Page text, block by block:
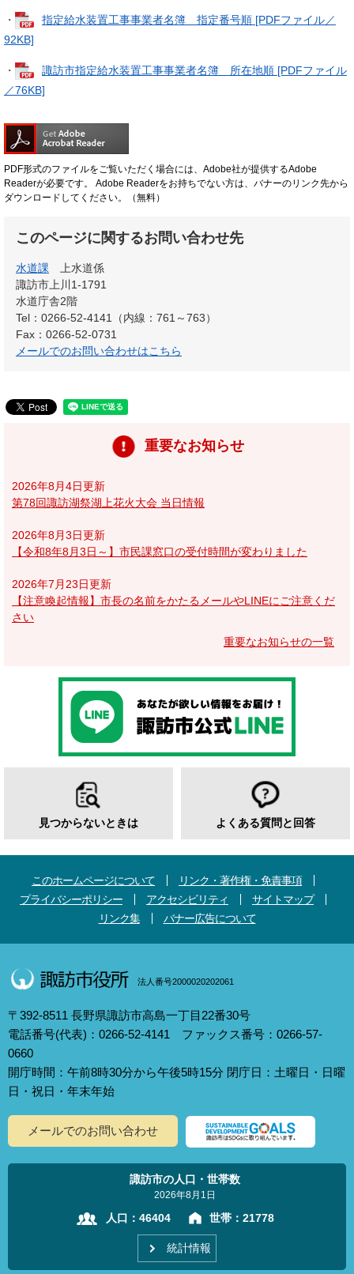
・
指定給水装置工事事業者名簿 指定番号順 [PDFファイル／
92KB]
・
諏訪市指定給水装置工事事業者名簿 所在地順 [PDFファイル
／76KB]
PDF形式のファイルをご覧いただく場合には、Adobe社が提供するAdobe
Readerが必要です。
Adobe Readerをお持ちでない方は、バナーのリンク先から
ダウンロードしてください。（無料）
このページに関するお問い合わせ先
水道課
上水道係
諏訪市上川1-1791
水道庁舎2階
Tel：0266-52-4141（内線：761～763）
Fax：0266-52-0731
メールでのお問い合わせはこちら
重要なお知らせ
2026年8月4日更新
第78回諏訪湖祭湖上花火大会 当日情報
2026年8月3日更新
【令和8年8月3日～】市民課窓口の受付時間が変わりました
2026年7月23日更新
【注意喚起情報】市長の名前をかたるメールやLINEにご注意くだ
さい
重要なお知らせの一覧
見つからないときは よくある質問と回答
このホームページについて
リンク・著作権・免責事項
プライバシーポリシー
アクセシビリティ
サイトマップ
リンク集
バナー広告について
法人番号2000020202061
〒392-8511 長野県諏訪市高島一丁目22番30号
電話番号(代表)：0266-52-4141 ファックス番号：0266-57-
0660
開庁時間：午前8時30分から午後5時15分 閉庁日：土曜日・日曜
日・祝日・年末年始
メールでのお問い合わせ
諏訪市の人口・世帯数
2026年8月1日
人口： 46404 世帯： 21778
統計情報